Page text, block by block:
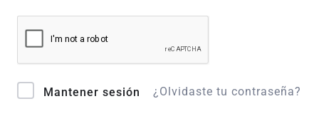
Mantener sesión ¿Olvidaste tu contraseña?